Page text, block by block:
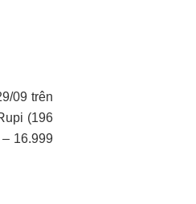
09 trên
(196
16.999